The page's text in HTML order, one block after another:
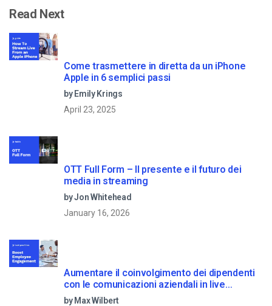
Read Next
Come trasmettere in diretta da un iPhone
Apple in 6 semplici passi
by Emily Krings
April 23, 2025
OTT Full Form – Il presente e il futuro dei
media in streaming
by Jon Whitehead
January 16, 2026
Aumentare il coinvolgimento dei dipendenti
con le comunicazioni aziendali in live
streaming
by Max Wilbert